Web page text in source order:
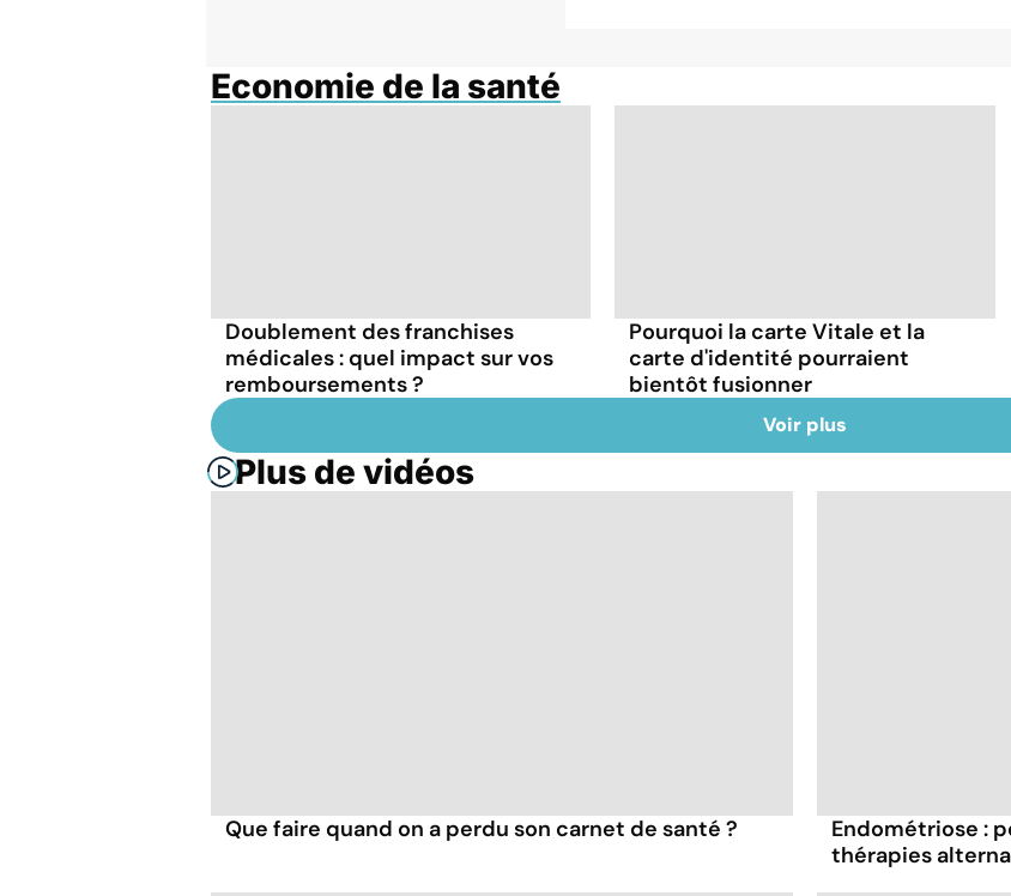
Economie de la santé
Doublement des franchises
médicales : quel impact sur vos
remboursements ?
Pourquoi la carte Vitale et la
carte d'identité pourraient
bientôt fusionner
Voir plus
Plus de vidéos
Que faire quand on a perdu son carnet de santé ?
Endométriose :
thérapies